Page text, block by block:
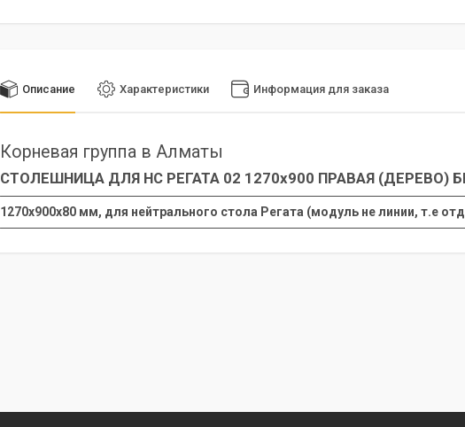
Описание Характеристики Информация для заказа
Корневая группа в Алматы
СТОЛЕШНИЦА ДЛЯ НС РЕГАТА 02 1270х900 ПРАВАЯ (ДЕРЕВО)
1270х900х80 мм, для нейтрального стола Регата (модуль не линии, т.е